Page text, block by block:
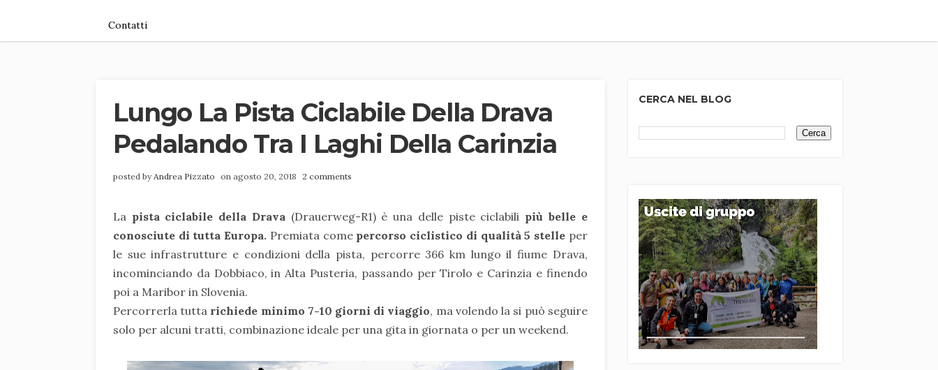
Contatti
Lungo La Pista Ciclabile Della Drava
Pedalando Tra I Laghi Della Carinzia
posted byAndrea Pizzato on agosto 20, 2018 2 comments
La pista ciclabile della Drava (Drauerweg-R1) è una delle piste ciclabili più belle e
conosciute di tutta Europa. Premiata comepercorso ciclistico di qualità 5 stelleper
le sue infrastrutture e condizioni della pista, percorre 366 km lungo il fiume Drava,
incominciando da Dobbiaco, in Alta Pusteria, passando per Tirolo e Carinzia e finendo
poi a Maribor in Slovenia.
Percorrerla tutta richiede minimo 7-10 giorni di viaggio, ma volendo la si può seguire
solo per alcuni tratti, combinazione ideale per una gita in giornata o per un weekend.
CERCA NEL BLOG